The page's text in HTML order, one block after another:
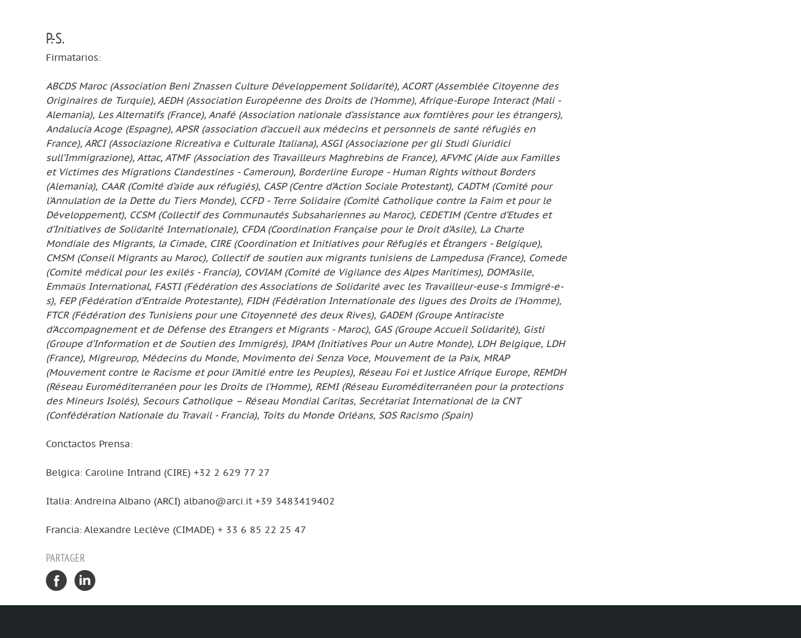
P.-S.
Firmatarios:
ABCDS Maroc (Association Beni Znassen Culture Développement Solidarité), ACORT (Assemblée Citoyenne des
Originaires de Turquie), AEDH (Association Européenne des Droits de l’Homme), Afrique-Europe Interact (Mali -
Alemania), Les Alternatifs (France), Anafé (Association nationale d’assistance aux forntières pour les étrangers),
Andalucía Acoge (Espagne), APSR (association d’accueil aux médecins et personnels de santé réfugiés en
France), ARCI (Associazione Ricreativa e Culturale Italiana), ASGI (Associazione per gli Studi Giuridici
sull’Immigrazione), Attac, ATMF (Association des Travailleurs Maghrebins de France), AFVMC (Aide aux Familles
et Victimes des Migrations Clandestines - Cameroun), Borderline Europe - Human Rights without Borders
(Alemania), CAAR (Comité d’aide aux réfugiés), CASP (Centre d’Action Sociale Protestant), CADTM (Comité pour
l’Annulation de la Dette du Tiers Monde), CCFD - Terre Solidaire (Comité Catholique contre la Faim et pour le
Développement), CCSM (Collectif des Communautés Subsahariennes au Maroc), CEDETIM (Centre d’Etudes et
d’Initiatives de Solidarité Internationale), CFDA (Coordination Française pour le Droit d’Asile), La Charte
Mondiale des Migrants, la Cimade, CIRE (Coordination et Initiatives pour Réfugiés et Étrangers - Belgique),
CMSM (Conseil Migrants au Maroc), Collectif de soutien aux migrants tunisiens de Lampedusa (France), Comede
(Comité médical pour les exilés - Francia), COVIAM (Comité de Vigilance des Alpes Maritimes), DOM’Asile,
Emmaüs International, FASTI (Fédération des Associations de Solidarité avec les Travailleur-euse-s Immigré-e-
s), FEP (Fédération d’Entraide Protestante), FIDH (Fédération Internationale des ligues des Droits de l’Homme),
FTCR (Fédération des Tunisiens pour une Citoyenneté des deux Rives), GADEM (Groupe Antiraciste
d’Accompagnement et de Défense des Etrangers et Migrants - Maroc), GAS (Groupe Accueil Solidarité), Gisti
(Groupe d’Information et de Soutien des Immigrés), IPAM (Initiatives Pour un Autre Monde), LDH Belgique, LDH
(France), Migreurop, Médecins du Monde, Movimento dei Senza Voce, Mouvement de la Paix, MRAP
(Mouvement contre le Racisme et pour l’Amitié entre les Peuples), Réseau Foi et Justice Afrique Europe, REMDH
(Réseau Euroméditerranéen pour les Droits de l’Homme), REMI (Réseau Euroméditerranéen pour la protections
des Mineurs Isolés), Secours Catholique – Réseau Mondial Caritas, Secrétariat International de la CNT
(Confédération Nationale du Travail - Francia), Toits du Monde Orléans, SOS Racismo (Spain)
Conctactos Prensa:
Belgica: Caroline Intrand (CIRE) +32 2 629 77 27
Italia: Andreina Albano (ARCI) albano@arci.it +39 3483419402
Francia: Alexandre Leclève (CIMADE) + 33 6 85 22 25 47
PARTAGER